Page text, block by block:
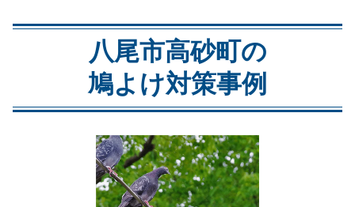
八尾市高砂町の
鳩よけ対策事例